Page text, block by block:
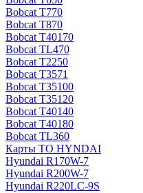
Bobcat T770
Bobcat T870
Bobcat T40170
Bobcat TL470
Bobcat Т2250
Bobcat Т3571
Bobcat Т35100
Bobcat Т35120
Bobcat Т40140
Bobcat Т40180
Bobcat ТL360
Карты ТО HYNDAI
Hyundai R170W-7
Hyundai R200W-7
Hyundai R220LC-9S